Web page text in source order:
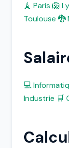
🗼 Paris 🦁
Toulouse 🐉
💻
Industrie 🛒